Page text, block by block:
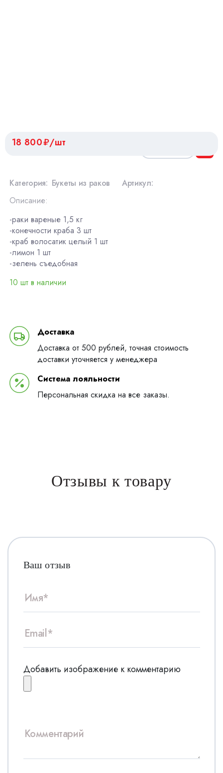
Категория: Букеты из раков
Артикул:
Описание:
-раки вареные 1,5 кг
-конечности краба 3 шт
-краб волосатик целый 1 шт
-лимон 1 шт
-зелень съедобная
10 шт в наличии
18 800 /шт
Доставка
Доставка от 500 рублей, точная стоимость
доставки уточняется у менеджера
Система лояльности
Персональная скидка на все заказы.
Отзывы к товару
Ваш отзыв
Добавить изображение к комментарию